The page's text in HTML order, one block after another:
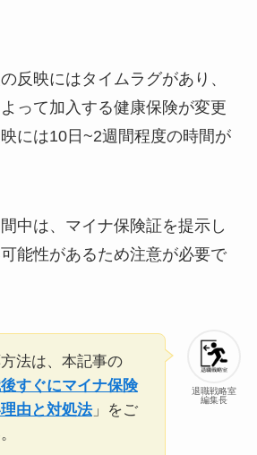
反映にはタイムラグがあり、
って加入する健康保険が変更
には10日~2週間程度の時間が
中は、マイナ保険証を提示し
能性があるため注意が必要で
退職戦略室
編集長
法は、本記事の
すぐにマイナ保険
由と対処法」をご